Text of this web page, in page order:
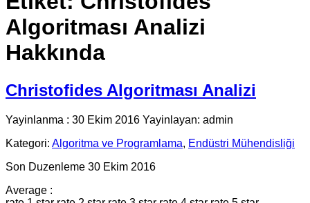
Algoritması Analizi
Hakkında
Christofides Algoritması Analizi
Yayinlanma : 30 Ekim 2016 Yayinlayan: admin
Kategori: Algoritma ve Programlama, Endüstri Mühendisliği
Son Duzenleme 30 Ekim 2016
Average :